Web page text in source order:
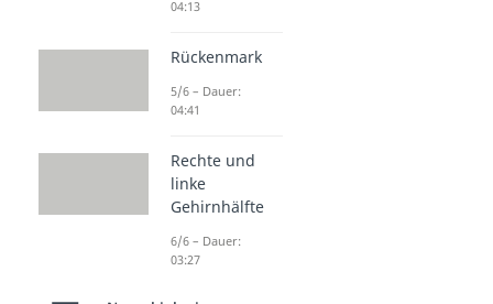
04:13
Rückenmark
5/6 – Dauer:
04:41
Rechte und
linke
Gehirnhälfte
6/6 – Dauer:
03:27